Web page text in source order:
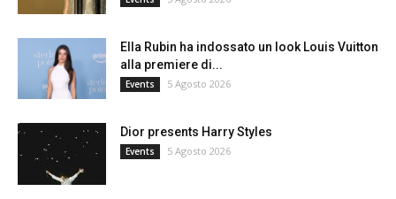
Ella Rubin ha indossato un look Louis Vuitton
alla premiere di...
Events 5 Agosto 2026
Dior presents Harry Styles
Events 5 Agosto 2026